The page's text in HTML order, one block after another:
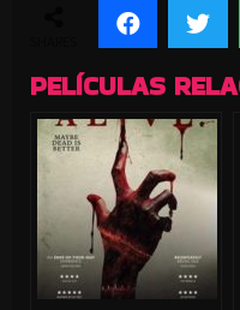
PELÍCULAS